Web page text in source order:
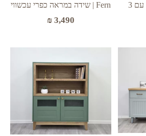
Elden | שידת אחסון עם 3
Fern | שידה במראה כפרי עכשווי
₪3,490